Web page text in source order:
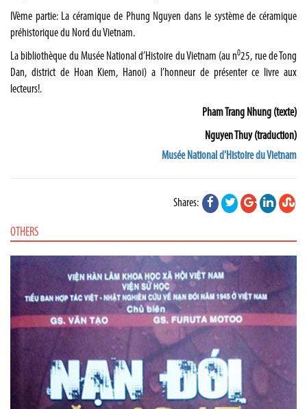
IVème partie: La céramique de Phung Nguyen dans le système de céramique
préhistorique du Nord du Vietnam.
La bibliothèque du Musée National d’Histoire du Vietnam (au n025, rue de Tong
Dan, district de Hoan Kiem, Hanoi) a l’honneur de présenter ce livre aux
lecteurs!.
Pham Trang Nhung (texte)
Nguyen Thuy (traduction)
Musée National d'Histoire du Vietnam
Shares:
OTHERS